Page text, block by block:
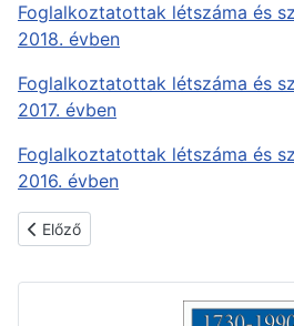
Foglalkoztatottak létszáma és
2018. évben
Foglalkoztatottak létszáma és
2017. évben
Foglalkoztatottak létszáma és
2016. évben
Előző cikk: 3.3. TÁMOGATÁSOK
Előző